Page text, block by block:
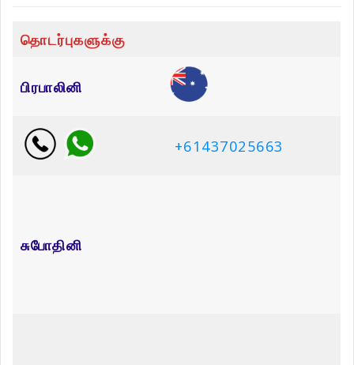
தொடர்புகளுக்கு
பிரபாலினி
+61437025663